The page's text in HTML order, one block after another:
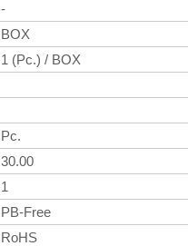
-
BOX
1 (Pc.) / BOX
Pc.
30.00
1
PB-Free
RoHS